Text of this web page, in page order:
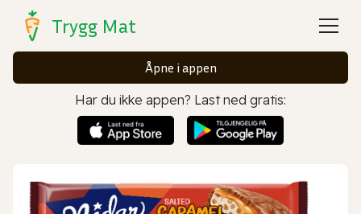
Trygg Mat
Åpne i appen
Har du ikke appen? Last ned gratis: